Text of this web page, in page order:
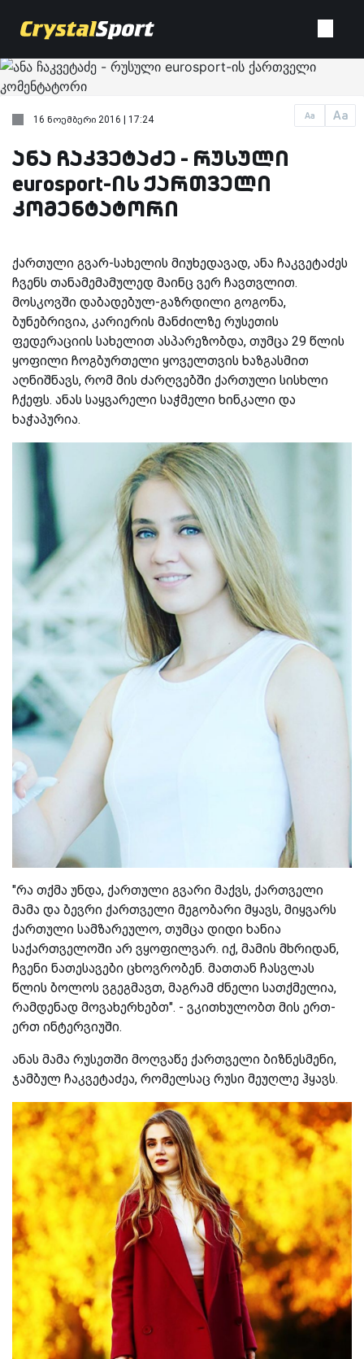
Aa Aa
16 ნოემბერი 2016 | 17:24
ანა ჩაკვეტაძე - რუსული
eurosport-ის ქართველი
კომენტატორი
ქართული გვარ-სახელის მიუხედავად, ანა ჩაკვეტაძეს
ჩვენს თანამემამულედ მაინც ვერ ჩავთვლით.
მოსკოვში დაბადებულ-გაზრდილი გოგონა,
ბუნებრივია, კარიერის მანძილზე რუსეთის
ფედერაციის სახელით ასპარეზობდა, თუმცა 29 წლის
ყოფილი ჩოგბურთელი ყოველთვის ხაზგასმით
აღნიშნავს, რომ მის ძარღვებში ქართული სისხლი
ჩქეფს. ანას საყვარელი საჭმელი ხინკალი და
ხაჭაპურია.
"რა თქმა უნდა, ქართული გვარი მაქვს, ქართველი
მამა და ბევრი ქართველი მეგობარი მყავს, მიყვარს
ქართული სამზარეულო, თუმცა დიდი ხანია
საქართველოში არ ვყოფილვარ. იქ, მამის მხრიდან,
ჩვენი ნათესავები ცხოვრობენ. მათთან ჩასვლას
წლის ბოლოს ვგეგმავთ, მაგრამ ძნელი სათქმელია,
რამდენად მოვახერხებთ". - ვკითხულობთ მის ერთ-
ერთ ინტერვიუში.
ანას მამა რუსეთში მოღვაწე ქართველი ბიზნესმენი,
ჯამბულ ჩაკვეტაძეა, რომელსაც რუსი მეუღლე ჰყავს.